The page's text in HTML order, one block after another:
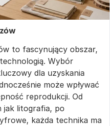
to fascynujący obszar,
Wybór
dla uzyskania
może wpływać
reprodukcji. Od
jak litografia, po
każda technika ma